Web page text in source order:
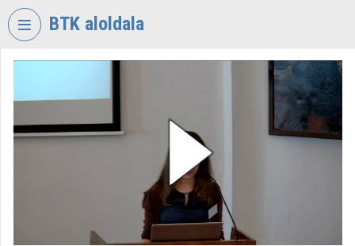
Fejléc kihagyása
BTK aloldala
KUTATÓKÖZPONT
Intézményi felfedezés